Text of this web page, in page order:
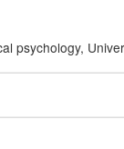
psychology,